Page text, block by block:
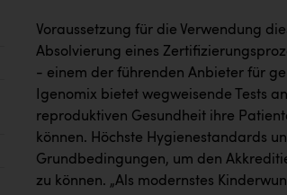
Voraussetzung für die Verwendung
Absolvierung eines
- einem der führenden Anbieter für
Igenomix bietet wegweisende Tests
reproduktiven Gesundheit ihre
können. Höchste Hygienestandards
Grundbedingungen, um den
zu können. „Als modernstes